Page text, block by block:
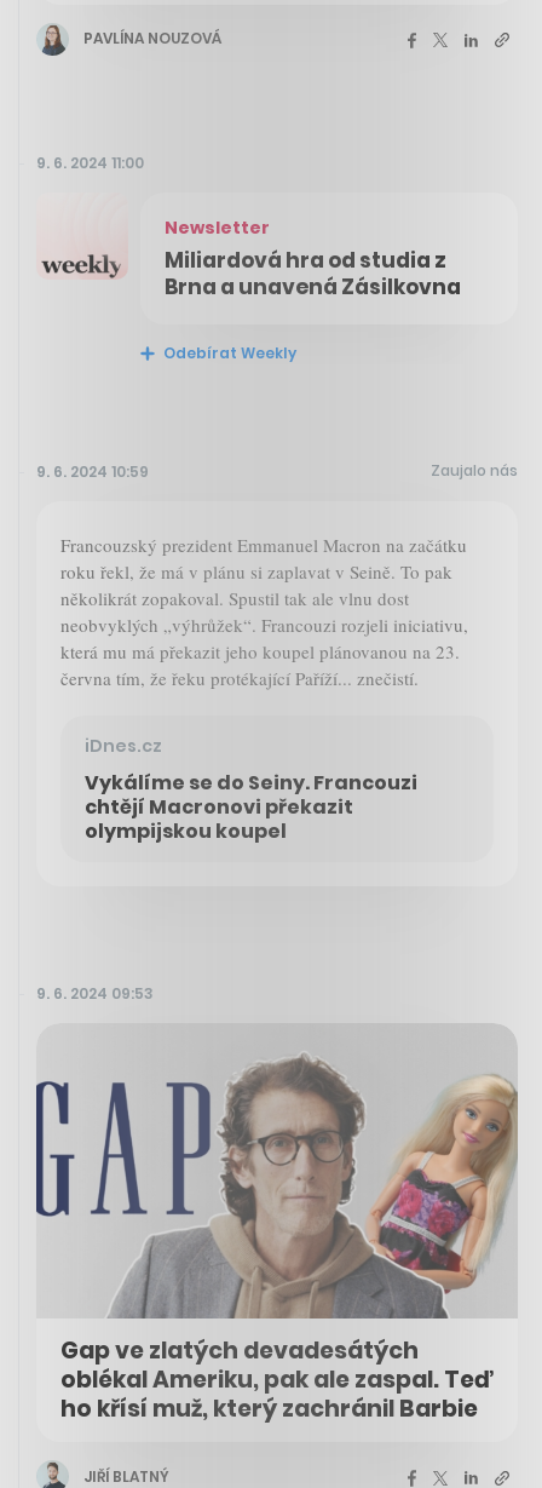
PAVLÍNA NOUZOVÁ
9. 6. 2024 11:00
Newsletter
Miliardová hra od studia z
Brna a unavená Zásilkovna
Odebírat Weekly
9. 6. 2024 10:59 Zaujalo nás
Francouzský prezident Emmanuel Macron na začátku
roku řekl, že má v plánu si zaplavat v Seině. To pak
několikrát zopakoval. Spustil tak ale vlnu dost
neobvyklých „výhrůžek“. Francouzi rozjeli iniciativu,
která mu má překazit jeho koupel plánovanou na 23.
června tím, že řeku protékající Paříží... znečistí.
iDnes.cz
Vykálíme se do Seiny. Francouzi
chtějí Macronovi překazit
olympijskou koupel
9. 6. 2024 09:53
Gap ve zlatých devadesátých
oblékal Ameriku, pak ale zaspal. Teď
ho křísí muž, který zachránil Barbie
JIŘÍ BLATNÝ